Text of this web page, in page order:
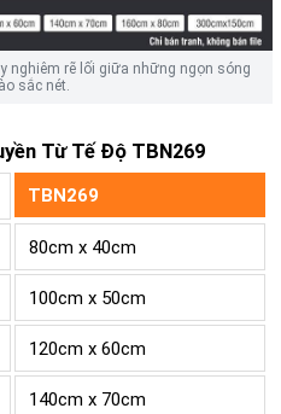
nghiêm rẽ lối giữa những ngọn sóng
sắc nét.
Từ Tế Độ TBN269
TBN269
80cm x 40cm
100cm x 50cm
120cm x 60cm
140cm x 70cm